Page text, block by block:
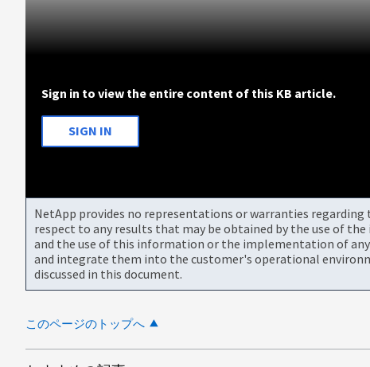
Sign in to view the entire content of this KB article.
SIGN IN
NetApp provides no representations or warranties
respect to any results that may be obtained by the use of
and the use of this information or the implementation of
and integrate them into the customer's operational
discussed in this document.
このページのトップへ